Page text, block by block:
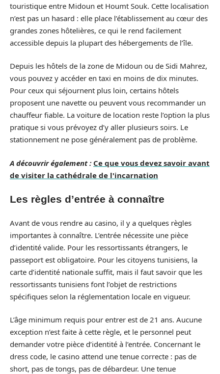
touristique entre Midoun et Houmt Souk. Cette localisation
n’est pas un hasard : elle place l’établissement au cœur des
grandes zones hôtelières, ce qui le rend facilement
accessible depuis la plupart des hébergements de l’île.
Depuis les hôtels de la zone de Midoun ou de Sidi Mahrez,
vous pouvez y accéder en taxi en moins de dix minutes.
Pour ceux qui séjournent plus loin, certains hôtels
proposent une navette ou peuvent vous recommander un
chauffeur fiable. La voiture de location reste l’option la plus
pratique si vous prévoyez d’y aller plusieurs soirs. Le
stationnement ne pose généralement pas de problème.
A découvrir également : Ce que vous devez savoir avant
de visiter la cathédrale de l'incarnation
Les règles d’entrée à connaître
Avant de vous rendre au casino, il y a quelques règles
importantes à connaître. L’entrée nécessite une pièce
d’identité valide. Pour les ressortissants étrangers, le
passeport est obligatoire. Pour les citoyens tunisiens, la
carte d’identité nationale suffit, mais il faut savoir que les
ressortissants tunisiens font l’objet de restrictions
spécifiques selon la réglementation locale en vigueur.
L’âge minimum requis pour entrer est de 21 ans. Aucune
exception n’est faite à cette règle, et le personnel peut
demander votre pièce d’identité à l’entrée. Concernant le
dress code, le casino attend une tenue correcte : pas de
short, pas de tongs, pas de débardeur. Une tenue